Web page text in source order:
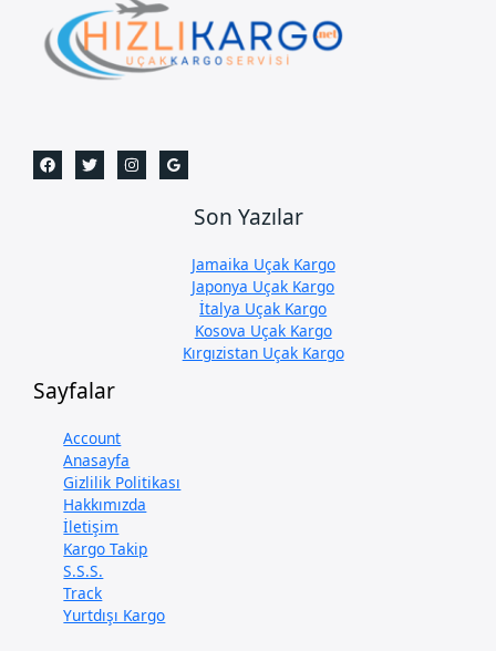
Son Yazılar
Jamaika Uçak Kargo
Japonya Uçak Kargo
İtalya Uçak Kargo
Kosova Uçak Kargo
Kırgızistan Uçak Kargo
Sayfalar
Account
Anasayfa
Gizlilik Politikası
Hakkımızda
İletişim
Kargo Takip
S.S.S.
Track
Yurtdışı Kargo